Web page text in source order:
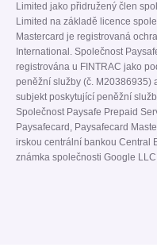
Limited jako přidružený člen
Limited na základě licence
Mastercard je registrovaná
International. Společnost
registrována u FINTRAC jako
peněžní služby (č. M20386935)
subjekt poskytující peněžní
Společnost Paysafe Prepaid
Paysafecard, Paysafecard
irskou centrální bankou Central
známka společnosti Google LLC.